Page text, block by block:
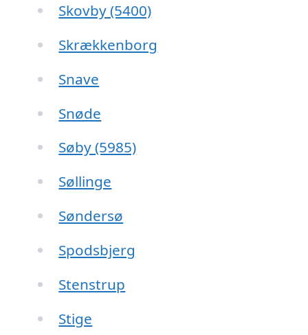
Skovby (5400)
Skrækkenborg
Snave
Snøde
Søby (5985)
Søllinge
Søndersø
Spodsbjerg
Stenstrup
Stige